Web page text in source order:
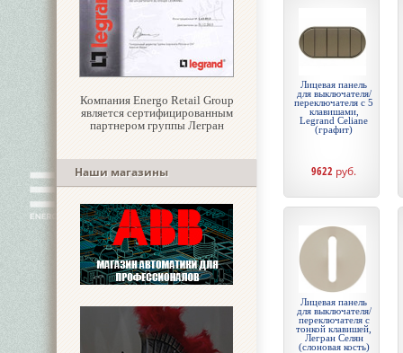
Компания Energo Retail Group
является сертифицированным
партнером группы Легран
Наши магазины
Лицевая панель
для выключателя/
переключателя с 5
клавишами,
Legrand Celiane
(графит)
9622 руб.
Лицевая панель
для выключателя/
переключателя с
тонкой клавишей,
Легран Селян
(слоновая кость)